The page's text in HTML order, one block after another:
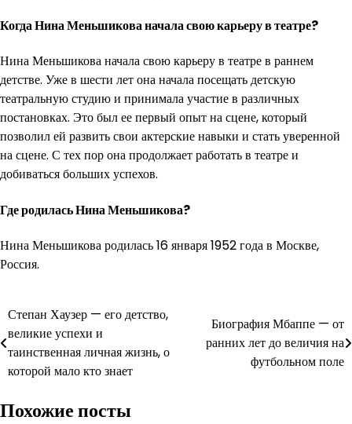
Когда Нина Меньшикова начала свою карьеру в театре?
Нина Меньшикова начала свою карьеру в театре в раннем
детстве. Уже в шести лет она начала посещать детскую
театральную студию и принимала участие в различных
постановках. Это был ее первый опыт на сцене, который
позволил ей развить свои актерские навыки и стать уверенной
на сцене. С тех пор она продолжает работать в театре и
добиваться больших успехов.
Где родилась Нина Меньшикова?
Нина Меньшикова родилась 16 января 1952 года в Москве,
Россия.
Навигация
по
записям
Степан Хаузер — его детство,
великие успехи и
таинственная личная жизнь, о
которой мало кто знает
Биография Мбаппе — от
ранних лет до величия на
футбольном поле
Похожие посты